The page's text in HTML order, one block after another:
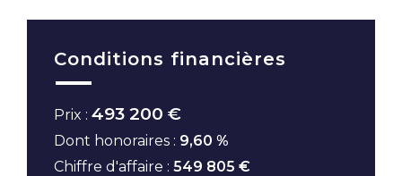
Conditions financières
Prix : 493 200 €
Dont honoraires : 9,60 %
Chiffre d'affaire : 549 805 €